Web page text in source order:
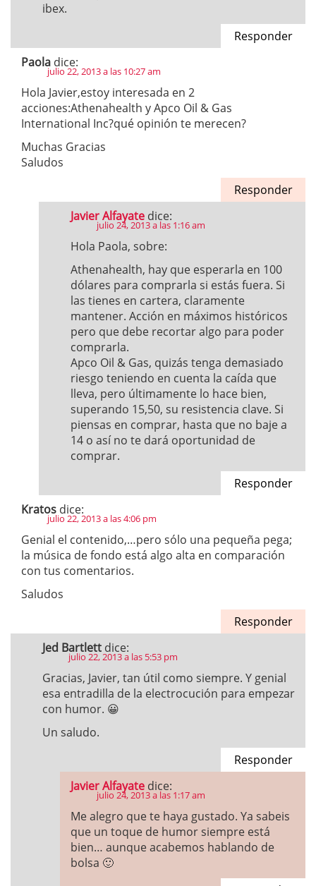
ibex.
Responder
Paola dice:
julio 22, 2013 a las 10:27 am
Hola Javier,estoy interesada en 2
acciones:Athenahealth y Apco Oil & Gas
International Inc?qué opinión te merecen?
Muchas Gracias
Saludos
Responder
Javier Alfayate dice:
julio 24, 2013 a las 1:16 am
Hola Paola, sobre:
Athenahealth, hay que esperarla en 100
dólares para comprarla si estás fuera. Si
las tienes en cartera, claramente
mantener. Acción en máximos históricos
pero que debe recortar algo para poder
comprarla.
Apco Oil & Gas, quizás tenga demasiado
riesgo teniendo en cuenta la caída que
lleva, pero últimamente lo hace bien,
superando 15,50, su resistencia clave. Si
piensas en comprar, hasta que no baje a
14 o así no te dará oportunidad de
comprar.
Responder
Kratos dice:
julio 22, 2013 a las 4:06 pm
Genial el contenido,…pero sólo una pequeña pega;
la música de fondo está algo alta en comparación
con tus comentarios.
Saludos
Responder
Jed Bartlett dice:
julio 22, 2013 a las 5:53 pm
Gracias, Javier, tan útil como siempre. Y genial
esa entradilla de la electrocución para empezar
con humor. 😀
Un saludo.
Responder
Javier Alfayate dice:
julio 24, 2013 a las 1:17 am
Me alegro que te haya gustado. Ya sabeis
que un toque de humor siempre está
bien… aunque acabemos hablando de
bolsa 🙂